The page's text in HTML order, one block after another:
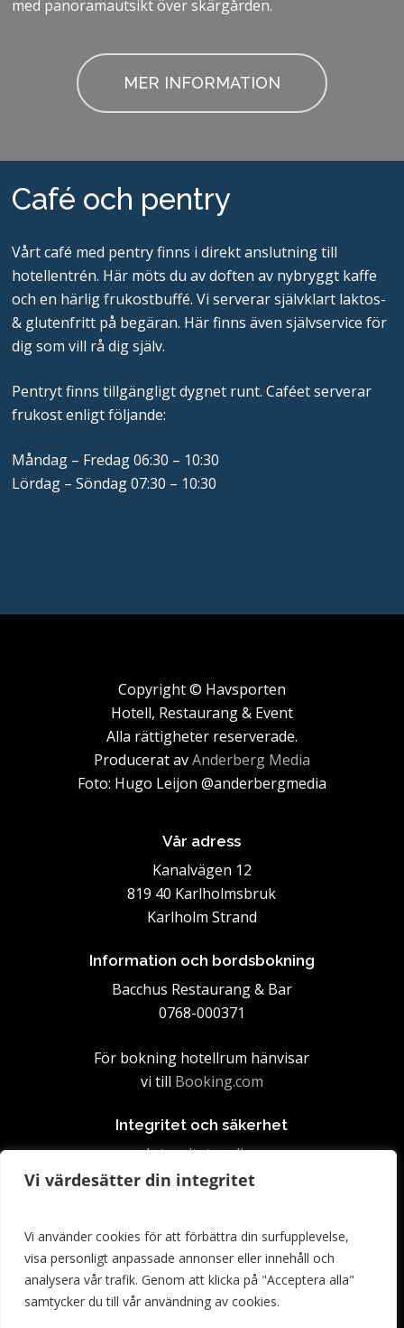
Vi värdesätter din integritet
Vi använder cookies för att förbättra din surfupplevelse,
visa personligt anpassade annonser eller innehåll och
analysera vår trafik. Genom att klicka på "Acceptera alla"
samtycker du till vår användning av cookies.
med panoramautsikt över skärgården.
MER INFORMATION
Café och pentry
Vårt café med pentry finns i direkt anslutning till
hotellentrén. Här möts du av doften av nybryggt kaffe
och en härlig frukostbuffé. Vi serverar självklart laktos-
& glutenfritt på begäran. Här finns även självservice för
dig som vill rå dig själv.
Pentryt finns tillgängligt dygnet runt. Caféet serverar
frukost enligt följande:
Måndag – Fredag 06:30 – 10:30
Lördag – Söndag 07:30 – 10:30
Copyright © Havsporten
Hotell, Restaurang & Event
Alla rättigheter reserverade.
Producerat avAnderberg Media
Foto: Hugo Leijon @anderbergmedia
Vår adress
Kanalvägen 12
819 40 Karlholmsbruk
Karlholm Strand
Information och bordsbokning
Bacchus Restaurang & Bar
0768-000371
För bokning hotellrum hänvisar
vi till Booking.com
Integritet och säkerhet
Integritetspolicy
hotell@havsporten.se
Havsporten Karlholm Strand AB
Orgnr: 559437-7623